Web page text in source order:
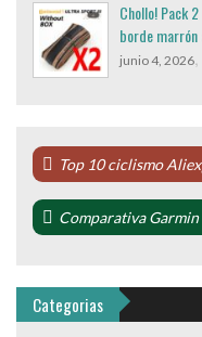
Chollo! Pack
borde
junio 4, 2026,
Top 10 ciclismo
Comparativa Garmin
Categorias